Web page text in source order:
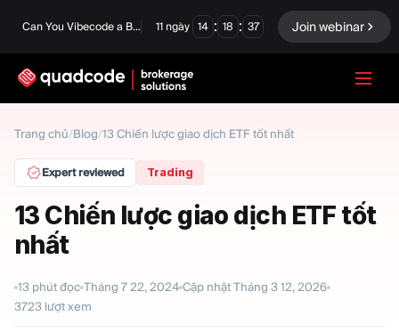
Can You Vibecode a Brokerage Platform? 11 ngày 14 : 18 : 36 Join webinar
Trang chủ/Blog/13 Chiến lược giao dịch ETF tốt nhất
Expert reviewed Trading
13 Chiến lược giao dịch ETF tốt
nhất
13 phút đọc Tháng 7 22, 2024 Cập nhậtTháng 3 12, 2026
3723 lượt xem
Tiếng Việt
Giải pháp chìa khóa trao
Ngoại hối/CFD
Sàn giao dịch và Thanh